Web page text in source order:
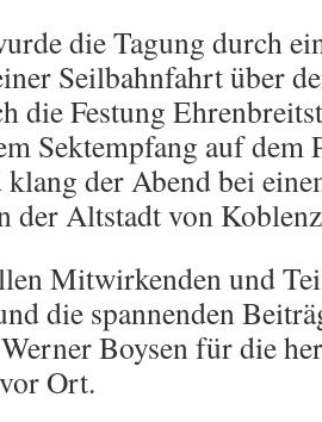
die Tagung durch
Seilbahnfahrt über
die Festung
Sektempfang auf dem
der Abend bei
der Altstadt von
Mitwirkenden und
die spannenden
Boysen für die
Ort.